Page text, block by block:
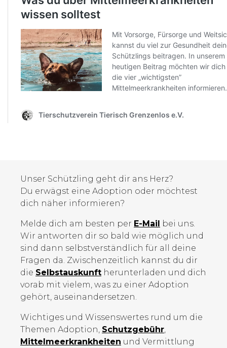
Unser Schützling geht dir ans Herz?
Du erwägst eine Adoption oder möchtest
dich näher informieren?
Melde dich am besten per E-Mail bei uns.
Wir antworten dir so bald wie möglich und
sind dann selbstverständlich für all deine
Fragen da. Zwischenzeitlich kannst du dir
die Selbstauskunft herunterladen und dich
vorab mit vielem, was zu einer Adoption
gehört, auseinandersetzen.
Wichtiges und Wissenswertes rund um die
Themen Adoption, Schutzgebühr,
Mittelmeer­krankheiten und Vermittlung